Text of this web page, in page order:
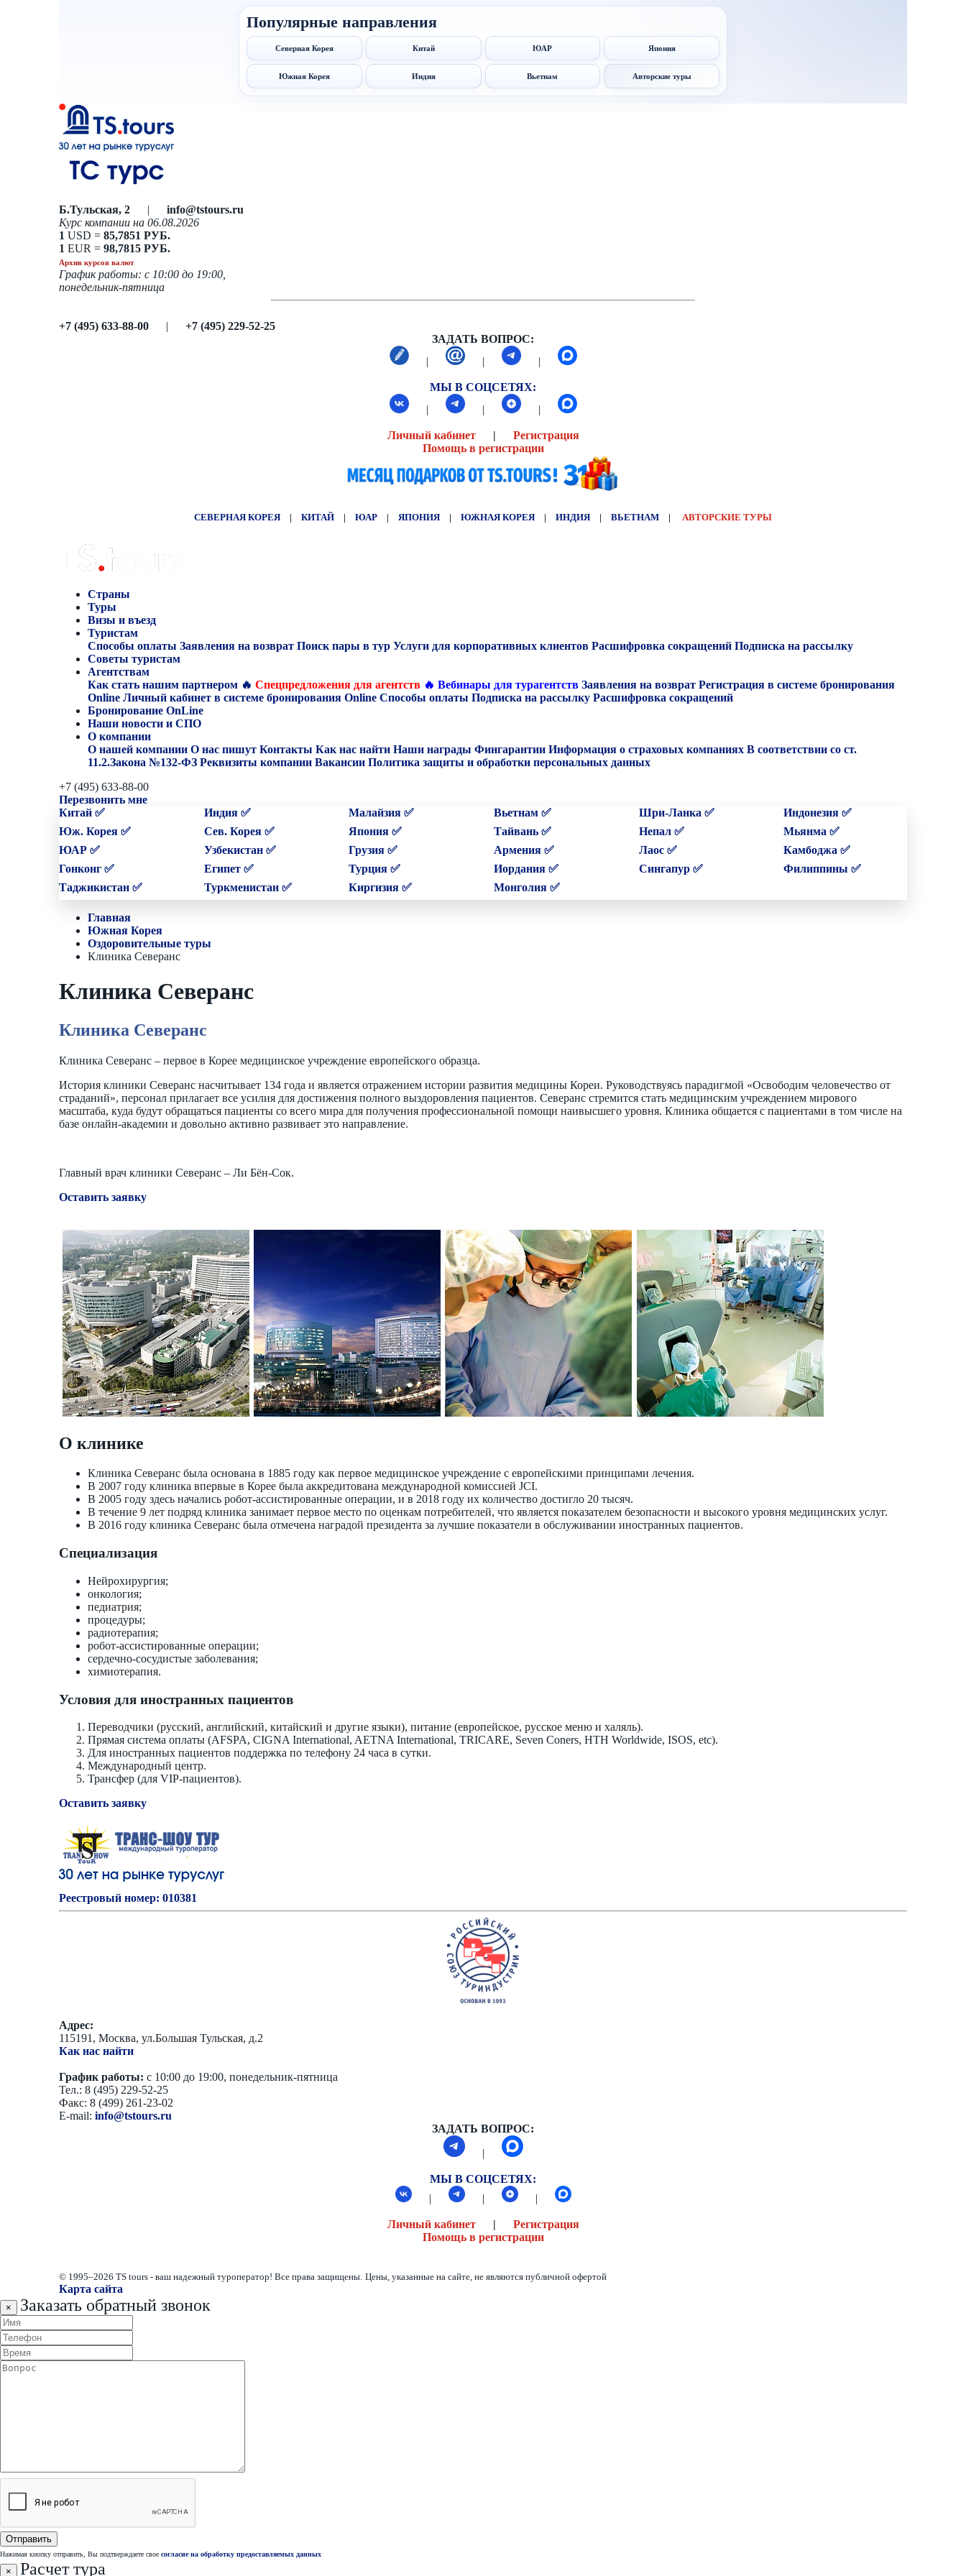
Популярные направления
Северная Корея Китай ЮАР Япония
Южная Корея Индия Вьетнам Авторские туры
Б.Тульская, 2 | info@tstours.ru
Курс компании на 06.08.2026
1 USD = 85,7851 РУБ.
1 EUR = 98,7815 РУБ.
Архив курсов валют
График работы: с 10:00 до 19:00,
понедельник-пятница
+7 (495) 633-88-00 | +7 (495) 229-52-25
ЗАДАТЬ ВОПРОС:
|
| |
МЫ В СОЦСЕТЯХ:
|
| |
Личный кабинет| Регистрация
Помощь в регистрации
СЕВЕРНАЯ КОРЕЯ | КИТАЙ | ЮАР | ЯПОНИЯ | ЮЖНАЯ КОРЕЯ | ИНДИЯ | ВЬЕТНАМ | АВТОРСКИЕ ТУРЫ
Страны
Туры
Визы и въезд
Туристам
Способы оплаты Заявления на возврат Поиск пары в тур Услуги для корпоративных клиентов Расшифровка сокращений Подписка на рассылку
Советы туристам
Агентствам
Как стать нашим партнером 🔥 Спецпредложения для агентств 🔥 Вебинары для турагентств Заявления на возврат Регистрация в системе бронирования
Online Личный кабинет в системе бронирования Online Способы оплаты Подписка на рассылку Расшифровка сокращений
Бронирование OnLine
Наши новости и СПО
О компании
О нашей компании О нас пишут Контакты Как нас найти Наши награды Фингарантии Информация о страховых компаниях В соответствии со ст.
11.2.Закона №132-ФЗ Реквизиты компании Вакансии Политика защиты и обработки персональных данных
+7 (495) 633-88-00
Перезвонить мне
Китай ✅
Индия ✅ Малайзия ✅ Вьетнам ✅ Шри-Ланка ✅
Индонезия ✅
Юж. Корея ✅
Сев. Корея ✅ Япония ✅ Тайвань ✅ Непал ✅
Мьянма ✅
ЮАР ✅
Узбекистан ✅ Грузия ✅ Армения ✅ Лаос ✅
Камбоджа ✅
Гонконг ✅
Египет ✅ Турция ✅ Иордания ✅ Сингапур ✅
Филиппины ✅
Таджикистан ✅
Туркменистан ✅ Киргизия ✅ Монголия ✅
Главная
Южная Корея
Оздоровительные туры
Клиника Северанс
Клиника Северанс
Клиника Северанс
Клиника Северанс – первое в Корее медицинское учреждение европейского образца.
История клиники Северанс насчитывает 134 года и является отражением истории развития медицины Кореи. Руководствуясь парадигмой «Освободим человечество от
страданий», персонал прилагает все усилия для достижения полного выздоровления пациентов. Северанс стремится стать медицинским учреждением мирового
масштаба, куда будут обращаться пациенты со всего мира для получения профессиональной помощи наивысшего уровня. Клиника общается с пациентами в том числе на
базе онлайн-академии и довольно активно развивает это направление.
Главный врач клиники Северанс – Ли Бён-Сок.
Оставить заявку
О клинике
Клиника Северанс была основана в 1885 году как первое медицинское учреждение с европейскими принципами лечения.
В 2007 году клиника впервые в Корее была аккредитована международной комиссией JCI.
В 2005 году здесь начались робот-ассистированные операции, и в 2018 году их количество достигло 20 тысяч.
В течение 9 лет подряд клиника занимает первое место по оценкам потребителей, что является показателем безопасности и высокого уровня медицинских услуг.
В 2016 году клиника Северанс была отмечена наградой президента за лучшие показатели в обслуживании иностранных пациентов.
Специализация
Нейрохирургия;
онкология;
педиатрия;
процедуры;
радиотерапия;
робот-ассистированные операции;
сердечно-сосудистые заболевания;
химиотерапия.
Условия для иностранных пациентов
Переводчики (русский, английский, китайский и другие языки), питание (европейское, русское меню и халяль).
Прямая система оплаты (AFSPA, CIGNA International, AETNA International, TRICARE, Seven Coners, HTH Worldwide, ISOS, etc).
Для иностранных пациентов поддержка по телефону 24 часа в сутки.
Международный центр.
Трансфер (для VIP-пациентов).
Оставить заявку
Реестровый номер: 010381
Адрес:
115191, Москва, ул.Большая Тульская, д.2
Как нас найти
График работы: с 10:00 до 19:00, понедельник-пятница
Тел.: 8 (495) 229-52-25
Факс: 8 (499) 261-23-02
E-mail: info@tstours.ru
ЗАДАТЬ ВОПРОС:
|
МЫ В СОЦСЕТЯХ:
|
| |
Личный кабинет| Регистрация
Помощь в регистрации
© 1995–2026 TS tours - ваш надежный туроператор! Все права защищены. Цены, указанные на сайте, не являются публичной офертой
Карта сайта
× Заказать обратный звонок
Нажимая кнопку отправить, Вы подтверждаете свое согласие на обработку предоставляемых данных
× Расчет тура